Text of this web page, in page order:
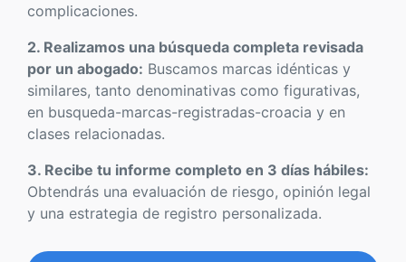
complicaciones.
2. Realizamos una búsqueda completa revisada
por un abogado: Buscamos marcas idénticas y
similares, tanto denominativas como figurativas,
en busqueda-marcas-registradas-croacia y en
clases relacionadas.
3. Recibe tu informe completo en 3 días hábiles:
Obtendrás una evaluación de riesgo, opinión legal
y una estrategia de registro personalizada.